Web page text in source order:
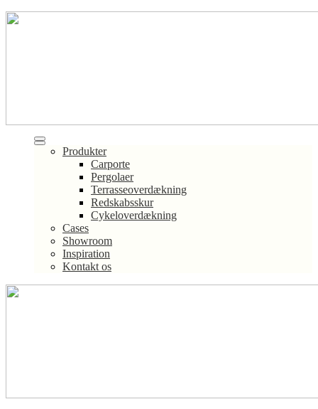
Produkter
Carporte
Pergolaer
Terrasseoverdækning
Redskabsskur
Cykeloverdækning
Cases
Showroom
Inspiration
Kontakt os